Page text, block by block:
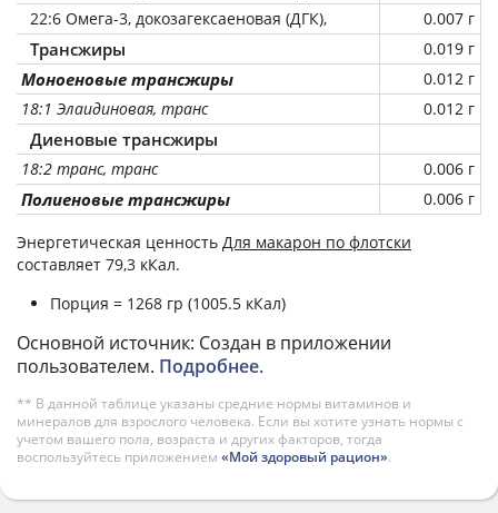
22:6 Омега-3, докозагексаеновая (ДГК),
0.007 г
Трансжиры 0.019 г
Моноеновые трансжиры
0.012 г
18:1 Элаидиновая, транс
0.012 г
Диеновые трансжиры
18:2 транс, транс 0.006 г
Полиеновые трансжиры 0.006 г
Энергетическая ценность Для макарон по флотски
составляет 79,3 кКал.
Порция = 1268 гр (1005.5 кКал)
Основной источник: Создан в приложении
пользователем. Подробнее.
** В данной таблице указаны средние нормы витаминов и
минералов для взрослого человека. Если вы хотите узнать нормы с
учетом вашего пола, возраста и других факторов, тогда
воспользуйтесь приложением «Мой здоровый рацион».